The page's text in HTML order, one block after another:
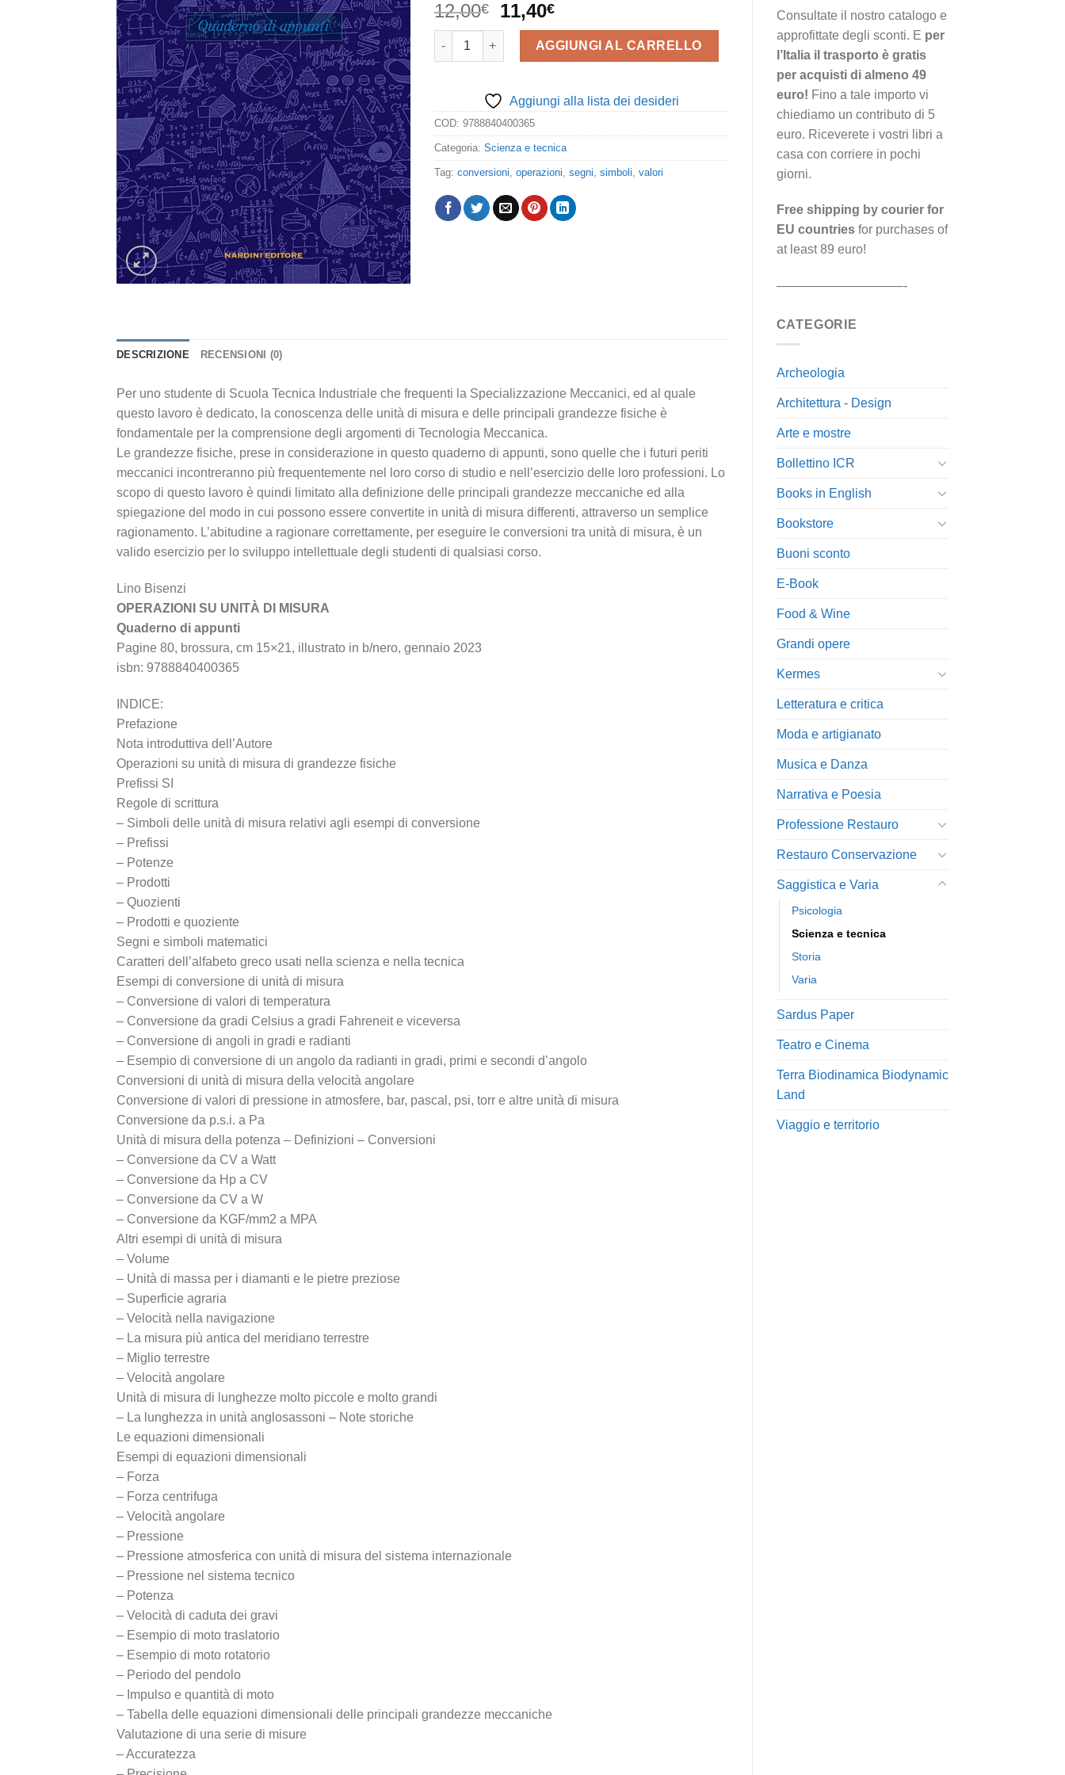
Consultate il nostro catalogo e
approfittate degli sconti. E per
l’Italia il trasporto è gratis
per acquisti di almeno 49
euro! Fino a tale importo vi
chiediamo un contributo di 5
euro. Riceverete i vostri libri a
casa con corriere in pochi
giorni.
Free shipping by courier for
EU countriesfor purchases of
at least 89 euro!
——————————-
CATEGORIE
Archeologia
Architettura - Design
Arte e mostre
Bollettino ICR
Books in English
Bookstore
Buoni sconto
E-Book
Food & Wine
Grandi opere
Kermes
Letteratura e critica
Moda e artigianato
Musica e Danza
Narrativa e Poesia
Professione Restauro
Restauro Conservazione
Saggistica e Varia
Psicologia
Scienza e tecnica
Storia
Varia
Sardus Paper
Teatro e Cinema
Terra Biodinamica Biodynamic
Land
Viaggio e territorio
12,00€
Il
prezzo
originale
era:
11,40€Il
prezzo
attuale
è:
Operazioni su unità di misura. Quaderno di appunti quantità
AGGIUNGI AL CARRELLO
Aggiungi alla lista dei desideri
COD: 9788840400365
Categoria: Scienza e tecnica
Tag: conversioni operazioni segni simboli valori
DESCRIZIONE RECENSIONI (0)
Per uno studente di Scuola Tecnica Industriale che frequenti la Specializzazione Meccanici, ed al quale
questo lavoro è dedicato, la conoscenza delle unità di misura e delle principali grandezze fisiche è
fondamentale per la comprensione degli argomenti di Tecnologia Meccanica.
Le grandezze fisiche, prese in considerazione in questo quaderno di appunti, sono quelle che i futuri periti
meccanici incontreranno più frequentemente nel loro corso di studio e nell’esercizio delle loro professioni. Lo
scopo di questo lavoro è quindi limitato alla definizione delle principali grandezze meccaniche ed alla
spiegazione del modo in cui possono essere convertite in unità di misura differenti, attraverso un semplice
ragionamento. L’abitudine a ragionare correttamente, per eseguire le conversioni tra unità di misura, è un
valido esercizio per lo sviluppo intellettuale degli studenti di qualsiasi corso.
Lino Bisenzi
OPERAZIONI SU UNITÀ DI MISURA
Quaderno di appunti
Pagine 80, brossura, cm 15×21, illustrato in b/nero, gennaio 2023
isbn: 9788840400365
INDICE:
Prefazione
Nota introduttiva dell’Autore
Operazioni su unità di misura di grandezze fisiche
Prefissi SI
Regole di scrittura
– Simboli delle unità di misura relativi agli esempi di conversione
– Prefissi
– Potenze
– Prodotti
– Quozienti
– Prodotti e quoziente
Segni e simboli matematici
Caratteri dell’alfabeto greco usati nella scienza e nella tecnica
Esempi di conversione di unità di misura
– Conversione di valori di temperatura
– Conversione da gradi Celsius a gradi Fahreneit e viceversa
– Conversione di angoli in gradi e radianti
– Esempio di conversione di un angolo da radianti in gradi, primi e secondi d’angolo
Conversioni di unità di misura della velocità angolare
Conversione di valori di pressione in atmosfere, bar, pascal, psi, torr e altre unità di misura
Conversione da p.s.i. a Pa
Unità di misura della potenza – Definizioni – Conversioni
– Conversione da CV a Watt
– Conversione da Hp a CV
– Conversione da CV a W
– Conversione da KGF/mm2 a MPA
Altri esempi di unità di misura
– Volume
– Unità di massa per i diamanti e le pietre preziose
– Superficie agraria
– Velocità nella navigazione
– La misura più antica del meridiano terrestre
– Miglio terrestre
– Velocità angolare
Unità di misura di lunghezze molto piccole e molto grandi
– La lunghezza in unità anglosassoni – Note storiche
Le equazioni dimensionali
Esempi di equazioni dimensionali
– Forza
– Forza centrifuga
– Velocità angolare
– Pressione
– Pressione atmosferica con unità di misura del sistema internazionale
– Pressione nel sistema tecnico
– Potenza
– Velocità di caduta dei gravi
– Esempio di moto traslatorio
– Esempio di moto rotatorio
– Periodo del pendolo
– Impulso e quantità di moto
– Tabella delle equazioni dimensionali delle principali grandezze meccaniche
Valutazione di una serie di misure
– Accuratezza